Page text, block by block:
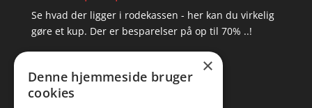
Se hvad der ligger i rodekassen - her kan du virkelig
gøre et kup. Der er besparelser på op til 70% ..!
×
Denne hjemmeside bruger
cookies